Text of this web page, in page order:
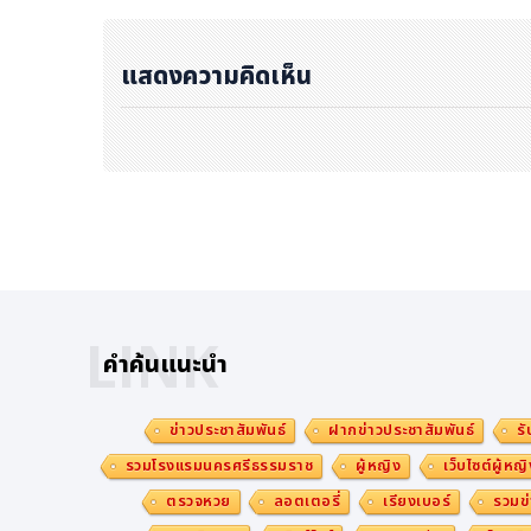
แสดงความคิดเห็น
คำค้นแนะนำ
LINK
ข่าวประชาสัมพันธ์ ฝากข่าวประชาสัมพันธ์ รั
รวมโรงแรมนครศรีธรรมราช
ผู้หญิง เว็บไซต์ผู้หญิ
ตรวจหวย
ลอตเตอรี่ เรียงเบอร์ รวม